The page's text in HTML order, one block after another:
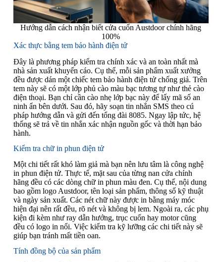
Hướng dẫn cách nhận biết cửa cuốn Austdoor chính hãng
100%
Xác thực bằng tem bảo hành điện tử
Đây là phương pháp kiểm tra chính xác và an toàn nhất mà
nhà sản xuất khuyến cáo. Cụ thể, mỗi sản phẩm xuất xưởng
đều được dán một chiếc tem bảo hành điện tử chống giả. Trên
tem này sẽ có một lớp phủ cào màu bạc tương tự như thẻ cào
điện thoại. Bạn chỉ cần cào nhẹ lớp bạc này để lấy mã số an
ninh ẩn bên dưới. Sau đó, hãy soạn tin nhắn SMS theo cú
pháp hướng dẫn và gửi đến tổng đài 8085. Ngay lập tức, hệ
thống sẽ trả về tin nhắn xác nhận nguồn gốc và thời hạn bảo
hành.
Kiểm tra chữ in phun điện tử
Một chi tiết rất khó làm giả mà bạn nên lưu tâm là công nghệ
in phun điện tử. Thực tế, mặt sau của từng nan cửa chính
hãng đều có các dòng chữ in phun màu đen. Cụ thể, nội dung
bao gồm logo Austdoor, tên loại sản phẩm, thông số kỹ thuật
và ngày sản xuất. Các nét chữ này được in bằng máy móc
hiện đại nên rất đều, rõ nét và không bị lem. Ngoài ra, các phụ
kiện đi kèm như ray dẫn hướng, trục cuốn hay motor cũng
đều có logo in nổi. Việc kiểm tra kỹ lưỡng các chi tiết này sẽ
giúp bạn tránh mất tiền oan.
Tính đồng bộ của sản phẩm